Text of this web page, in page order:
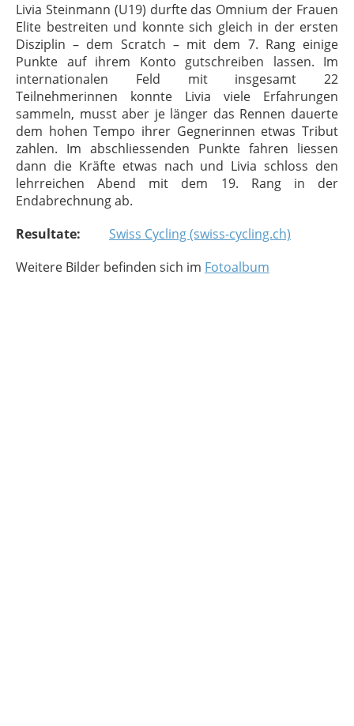
Livia Steinmann (U19) durfte das Omnium der Frauen
Elite bestreiten und konnte sich gleich in der ersten
Disziplin – dem Scratch – mit dem 7. Rang einige
Punkte auf ihrem Konto gutschreiben lassen. Im
internationalen Feld mit insgesamt 22
Teilnehmerinnen konnte Livia viele Erfahrungen
sammeln, musst aber je länger das Rennen dauerte
dem hohen Tempo ihrer Gegnerinnen etwas Tribut
zahlen. Im abschliessenden Punkte fahren liessen
dann die Kräfte etwas nach und Livia schloss den
lehrreichen Abend mit dem 19. Rang in der
Endabrechnung ab.
Resultate:
Swiss Cycling (swiss-cycling.ch)
Weitere Bilder befinden sich im Fotoalbum